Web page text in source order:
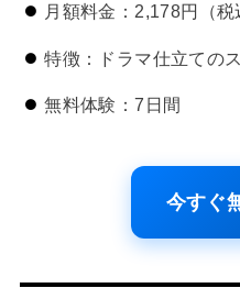
月額料金：2,178円（税
特徴：ドラマ仕立ての
無料体験：7日間
今すぐ